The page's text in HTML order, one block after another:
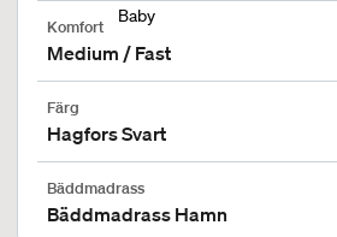
Baby
Komfort
Medium / Fast
Färg
Hagfors Svart
Bäddmadrass
Bäddmadrass Hamn